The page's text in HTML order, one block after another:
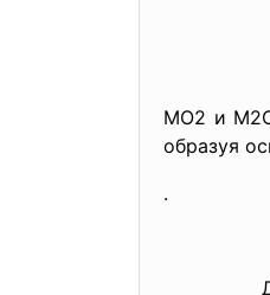
Для
MO2 и
образуя
.
Данные